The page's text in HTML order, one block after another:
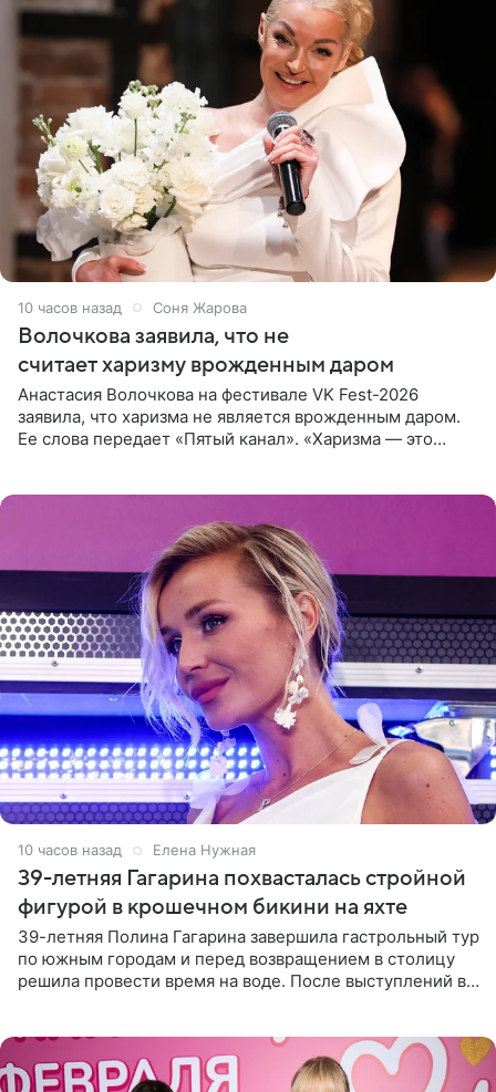
10 часов назад Соня Жарова
Волочкова заявила, что не
считает харизму врожденным даром
Анастасия Волочкова на фестивале VK Fest-2026
заявила, что харизма не является врожденным даром.
Ее слова передает «Пятый канал». «Харизма — это
10 часов назад Елена Нужная
39-летняя Гагарина похвасталась стройной
фигурой в крошечном бикини на яхте
39-летняя Полина Гагарина завершила гастрольный тур
по южным городам и перед возвращением в столицу
решила провести время на воде. После выступлений в